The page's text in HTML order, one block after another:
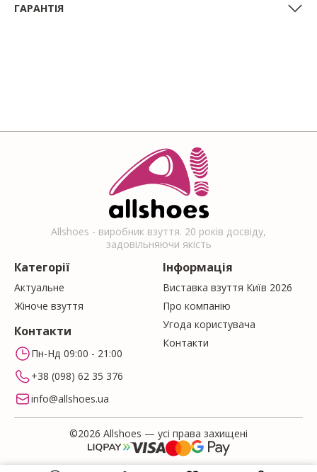
ГАРАНТІЯ
Allshoes - виробник взуття. 20 років досвіду,
задовільняючи якість
Категорії
Актуальне
Жіноче взуття
Контакти
Пн-Нд 09:00 - 21:00
+38 (098) 62 35 376
info@allshoes.ua
Інформація
Виставка взуття Київ 2026
Про компанію
Угода користувача
Контакти
©2026 Allshoes — усі права захищені